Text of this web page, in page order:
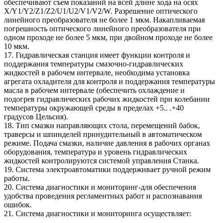
обеспечивают съем показаний на всей длине хода на осях
X/Y1/Y2/Z1/Z2/U1/U2/V1/V2/W. Разрешение оптического
линейного преобразователя не более 1 мкм. Накапливаемая
погрешность оптического линейного преобразователя при
одном проходе не более 5 мкм, при двойном проходе не более
10 мкм.
17. Гидравлическая станция имеет функции контроля и
поддержания температуры смазочно-гидравлических
жидкостей в рабочем интервале, необходима установка
агрегата охладителя для контроля и поддержания температуры
масла в рабочем интервале (обеспечить охлаждение и
подогрев гидравлических рабочих жидкостей при колебании
температуры окружающей среды в пределах +5.. .+40
градусов Цельсия).
18. Тип смазки направляющих стола, перемещений бабок,
траверсы и шпинделей принудительный в автоматическом
режиме. Подача смазки, наличие давления в рабочих органах
оборудования, температура и уровень гидравлических
жидкостей контролируются системой управления Станка.
19. Система электроавтоматики поддерживает ручной режим
работы.
20. Система диагностики и мониторинг-для обеспечения
удобства проведения регламентных работ и распознавания
ошибок.
21. Система диагностики и мониторинга осуществляет: